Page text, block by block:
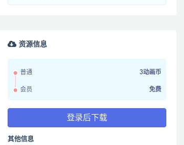
资源信息
普通 3动画币
会员 免费
登录后下载
其他信息